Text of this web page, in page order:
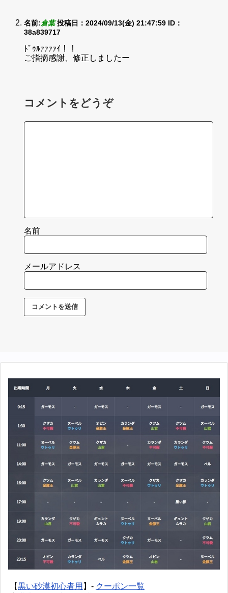
名前:倉葉 投稿日：2024/09/13(金) 21:47:59 ID：
38a839717
ﾄﾞｩﾙｧｧｧｧｲ！！
ご指摘感謝、修正しましたー
コメントをどうぞ
名前
メールアドレス
【黒い砂漠初心者用 】- クーポン一覧